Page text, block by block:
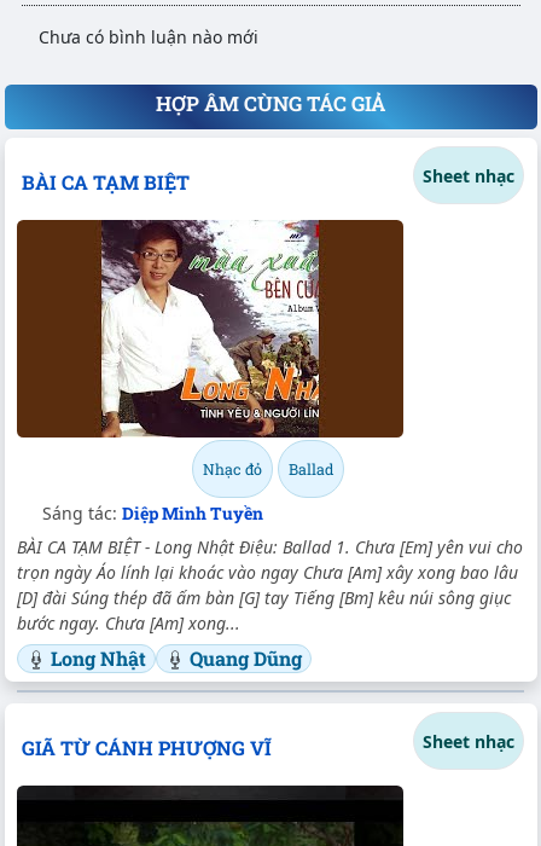
Chưa có bình luận nào mới
HỢP ÂM CÙNG TÁC GIẢ
BÀI CA TẠM BIỆT Sheet nhạc
Nhạc đỏ Ballad
Sáng tác: Diệp Minh Tuyền
BÀI CA TẠM BIỆT - Long Nhật Điệu: Ballad 1. Chưa [Em] yên vui cho
trọn ngày Áo lính lại khoác vào ngay Chưa [Am] xây xong bao lâu
[D] đài Súng thép đã ấm bàn [G] tay Tiếng [Bm] kêu núi sông giục
bước ngay. Chưa [Am] xong...
Long Nhật Quang Dũng
GIÃ TỪ CÁNH PHƯỢNG VĨ Sheet nhạc